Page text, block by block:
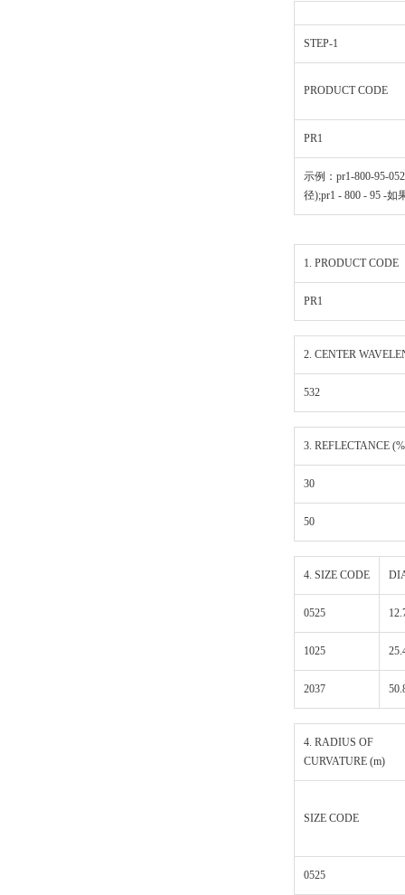
STEP-1
PRODUCT CODE
PR1
示例：pr1-800-95-
径);pr1 - 800 - 95 -如
1. PRODUCT CODE
PR1
2. CENTER
532
3. REFLECTANCE
30
50
4. SIZE CODE
0525
1025
2037
4. RADIUS OF
CURVATURE (m)
SIZE CODE
0525